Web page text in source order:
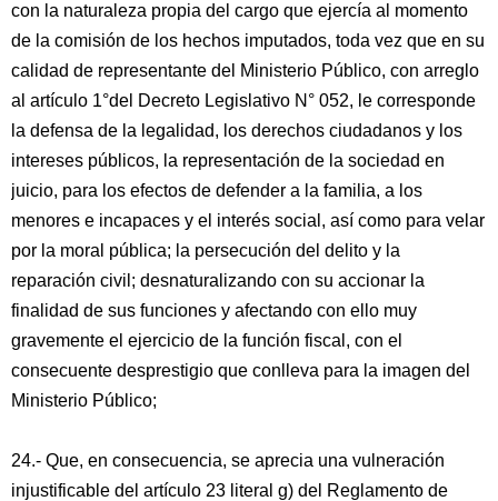
con la naturaleza propia del cargo que ejercía al momento
de la comisión de los hechos imputados, toda vez que en su
calidad de representante del Ministerio Público, con arreglo
al artículo 1°del Decreto Legislativo N° 052, le corresponde
la defensa de la legalidad, los derechos ciudadanos y los
intereses públicos, la representación de la sociedad en
juicio, para los efectos de defender a la familia, a los
menores e incapaces y el interés social, así como para velar
por la moral pública; la persecución del delito y la
reparación civil; desnaturalizando con su accionar la
finalidad de sus funciones y afectando con ello muy
gravemente el ejercicio de la función fiscal, con el
consecuente desprestigio que conlleva para la imagen del
Ministerio Público;
24.- Que, en consecuencia, se aprecia una vulneración
injustificable del artículo 23 literal g) del Reglamento de